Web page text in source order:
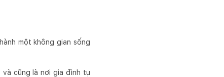
một không gian sống
cũng là nơi gia đình tụ